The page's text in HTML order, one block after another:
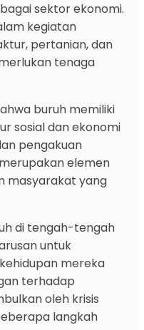
sektor ekonomi.
kegiatan
pertanian, dan
tenaga
buruh memiliki
sosial dan ekonomi
pengakuan
elemen
masyarakat yang
di tengah-tengah
untuk
mereka
terhadap
oleh krisis
langkah